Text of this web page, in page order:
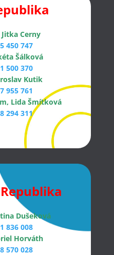
Cerny
450 747
Šálková
500 370
Kutik
955 761
Lida Šmítková
294 311
Dušeková
836 008
Horváth
570 028